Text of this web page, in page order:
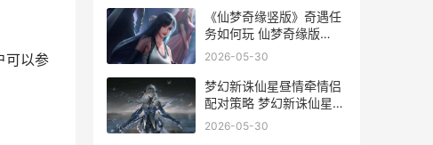
可以参
《仙梦奇缘竖版》奇遇任
务如何玩 仙梦奇缘版
本:1.03.14
2026-05-30
梦幻新诛仙星昼情牵情侣
配对策略 梦幻新诛仙星月
歌
2026-05-30